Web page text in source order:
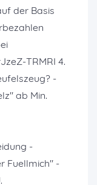
der Basis
TRMRI 4.
-
ab Min.
-
Fuellmich" -